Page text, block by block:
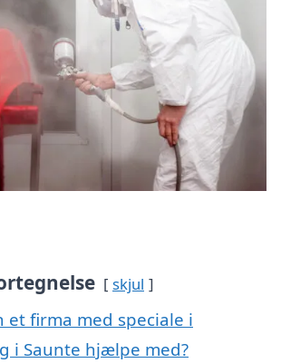
skjul
et firma med speciale i
i Saunte hjælpe med?